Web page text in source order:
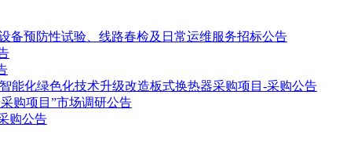
备预防性试验、线路春检及日常运维服务招标公告
能化绿色化技术升级改造板式换热器采购项目-采购公告
购项目”市场调研公告
购公告